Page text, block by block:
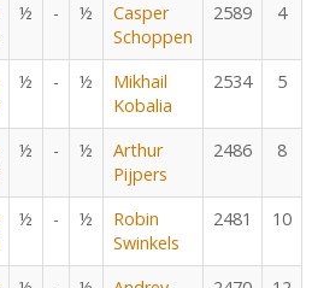
½ - ½
Casper
Schoppen
2589 4
½ - ½
Mikhail
Kobalia
2534 5
½ - ½
Arthur
Pijpers
2486 8
½ - ½
Robin
Swinkels
2481 10